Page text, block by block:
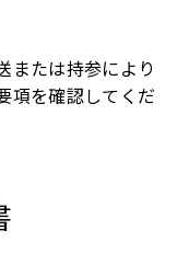
または持参により
項を確認してくだ